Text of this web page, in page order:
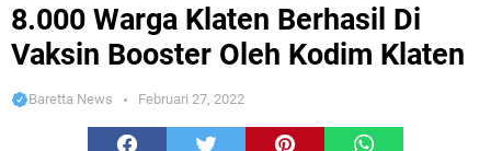
8.000 Warga Klaten Berhasil Di
Vaksin Booster Oleh Kodim Klaten
Baretta News Februari 27, 2022